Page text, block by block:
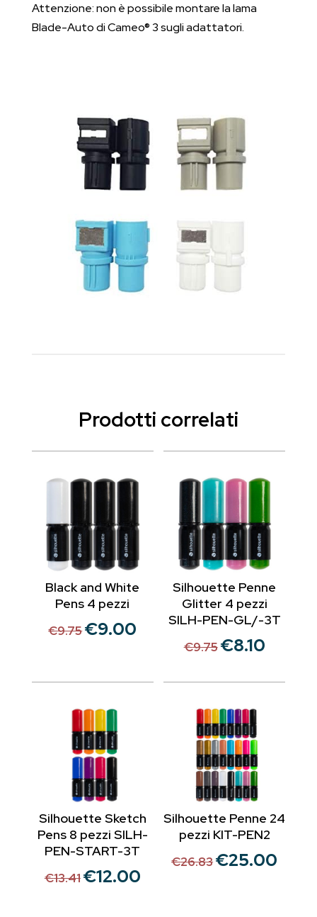
Attenzione: non è possibile montare la lama
Blade-Auto di Cameo® 3 sugli adattatori.
Prodotti correlati
Black and White
Pens 4 pezzi
€9.75 Il
era:
€9.00
è:
Silhouette Penne
Glitter 4 pezzi
SILH-PEN-GL/-3T
€9.75 Il
originale
€9.75.
€8.10Il
attuale
Silhouette Sketch
Pens 8 pezzi SILH-
PEN-START-3T
€13.41 Il
€12.00Il
Silhouette Penne 24
pezzi KIT-PEN2
€26.83 Il
€25.00